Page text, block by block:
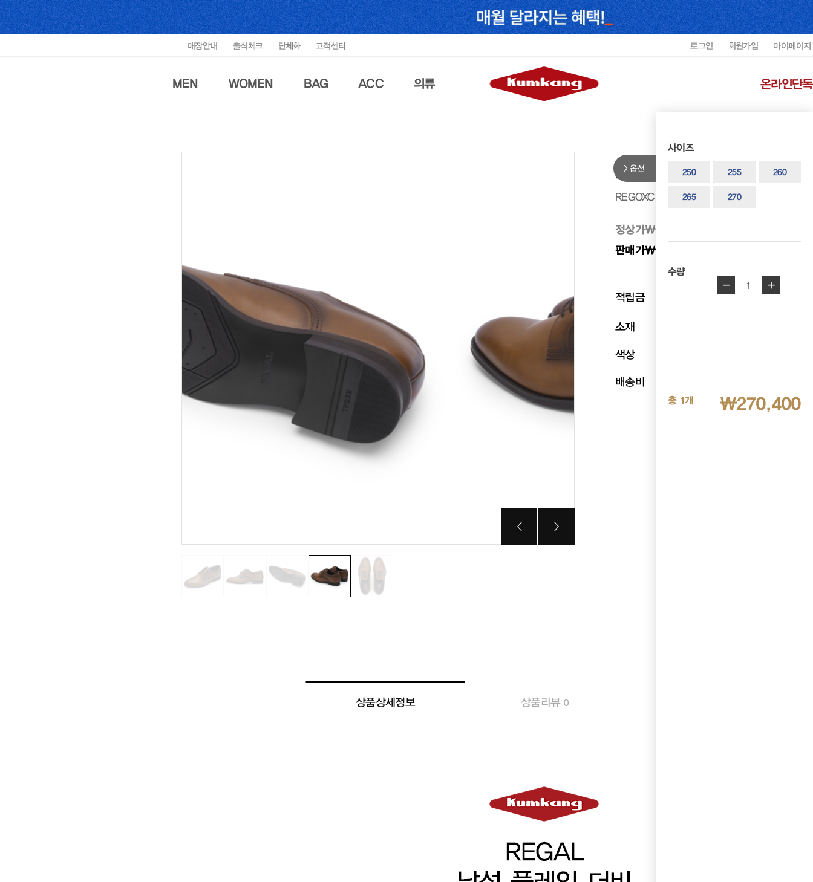
매장안내 출석체크 단체화 고객센터 로그인 회원가입 마이페이지
MEN WOMEN BAG ACC 의류 온라인단독
옵션
사이즈
250 255 260
265 270
수량
- 1 +
총 1개 ₩270,400
리갈 남성 플레인 더비
REGOXC5241F5
정상가₩ 338,000
판매가₩ 270,400
적립금 13,520
소재
색상
배송비
상품상세정보 상품리뷰 0